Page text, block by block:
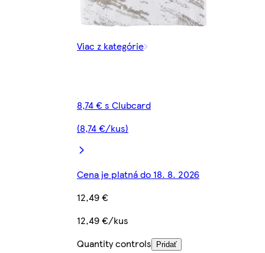
Viac z kategórie
8,74 € s Clubcard
(8,74 €/kus)
Cena je platná do 18. 8. 2026
12,49 €
12,49 €/kus
Quantity controls
Pridať